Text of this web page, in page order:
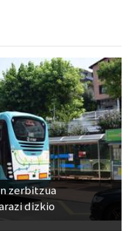
zerbitzua
dizkio